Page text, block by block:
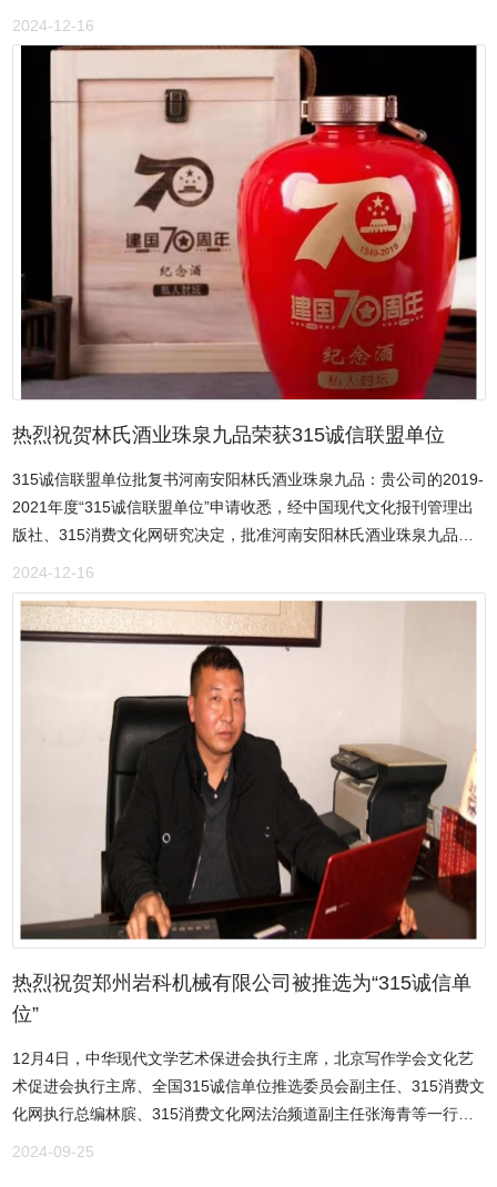
念，加快推进农业生产由增产导向转向提质导向，高度重视绿色食品
建设工作，以“绿色食品”农产品建设为引领,不断发展壮大蒲公英特色
产业。（中媒文化融媒体中心）
是无数的消费者所担心的问题。贵，或者便宜，并不是很大的问题，
问题是要吃的健康，让顾客除了吃着好吃，更吃的放心，就像在家里
吃饭一般安全。濮阳市庆祖镇刘家传统驴肉馆，是驴肉世家，有标准
养殖示范基地，倾力打造从自家喂养，自家屠杀，自家分割，自家卤
制的全产业链，致力为中国百姓提供更安全、更质优、更健康、可溯
源、可标准化生产的驴肉食材。沐香苑濮阳市庆祖镇刘家传统驴肉馆
的驴肉秉承了本土肉酱与卤汁的制作工艺精髓，并对产品口味及制作
工艺进行了研发和改良，独特调味料是融入了一百多味中草药，这些
中草药以合理配比，使做出来的驴肉火烧肉质色泽红润，鲜而不柴、
香味绵长、酥软可口，口感更加独特，口味更加鲜美。沐香苑濮阳市
庆祖镇刘家传统驴肉馆家的凉肉夹饼，尖椒为辅料，再加以驴冻，驴
冻入口即化。驴肉火烧一定要趁热吃，因为要想驴肉火烧香里面必须
加点肥的，只有热火烧才能把肥肉烤化，让香味渗透到肉里、火烧
上。趁热把酥脆的火烧咬到嘴里，里边渗出的是鲜美的驴肉香气。放
沐香苑濮阳市庆祖镇刘家传统驴肉馆大众消费、价格亲民。十几块至
口味。同时产品定期上新，牵动味蕾。沐香苑濮阳市庆祖镇刘家传统
驴肉馆，肉要炖煮8个小时，肥肉不腻，瘦肉不柴，它是靠良好的口
感、独特的风味征服了一代又一代的食客。 安阳沐香苑濮阳市庆祖镇
刘家传统驴肉馆正在深入学习贯彻十九大精神，以习近平新时代中国
特色社会主义思想为指引。作为315诚信服务示范理事单位，弘扬正
能量，提倡诚信为本。让安阳的父老乡亲正真了解什么是真驴肉，并
让安阳的父老乡亲吃上真正的放心驴肉！
315CXLMDW2019009。 请贵公司在经营中须遵守诚信制度，遵守中
华人民共和国消费者权益保护法，和践行“企业社会责任”相关义务，
对消费者不欺不骗，如有消费者在贵企业消费中出现问题，及时积极
解决，并接受315消费文化网、搜狐、今日头条、百度等全国媒体对
企业经营诚信度的质量和监督。特此批复。 中国现代文化报刊管理出
版社 315消费文化网 2019年8月16日
2024-12-16
热烈祝贺林氏酒业珠泉九品荣获315诚信联盟单位
315诚信联盟单位批复书河南安阳林氏酒业珠泉九品：贵公司的2019-
2021年度“315诚信联盟单位”申请收悉，经中国现代文化报刊管理出
版社、315消费文化网研究决定，批准河南安阳林氏酒业珠泉九品成
为2019-2021年度“315诚信联盟单位”，编号：
315CXLMDW2019008。请贵公司在经营中须遵守诚信制度，遵守中
华人民共和国消费者权益保护法，和践行“企业社会责任”相关义务，
对消费者不欺不骗，如有消费者在贵企业消费中出现问题，及时积极
解决，并接受中国现代文化报刊管理出版社、315消费文化网、搜
狐、今日头条、百度等全国媒体对企业经营诚信度的质量和监督。特
此批复。中国现代文化报刊管理出版社315消费文化网2019年6月18
2024-12-16
热烈祝贺郑州岩科机械有限公司被推选为“315诚信单
位”
12月4日，中华现代文学艺术保进会执行主席，北京写作学会文化艺
术促进会执行主席、全国315诚信单位推选委员会副主任、315消费文
化网执行总编林膑、315消费文化网法治频道副主任张海青等一行到
2024-09-25